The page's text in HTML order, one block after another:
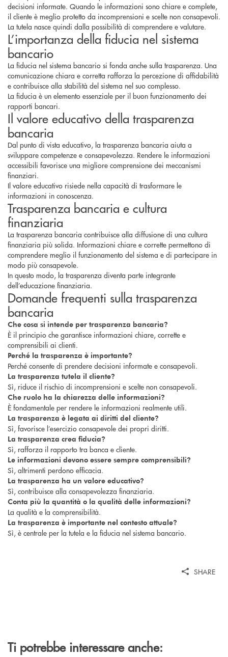
decisioni informate. Quando le informazioni sono chiare e complete,
il cliente è meglio protetto da incomprensioni e scelte non consapevoli.
La tutela nasce quindi dalla possibilità di comprendere e valutare.
L’importanza della fiducia nel sistema
bancario
La fiducia nel sistema bancario si fonda anche sulla trasparenza. Una
comunicazione chiara e corretta rafforza la percezione di affidabilità
e contribuisce alla stabilità del sistema nel suo complesso.
La fiducia è un elemento essenziale per il buon funzionamento dei
rapporti bancari.
Il valore educativo della trasparenza
bancaria
Dal punto di vista educativo, la trasparenza bancaria aiuta a
sviluppare competenze e consapevolezza. Rendere le informazioni
accessibili favorisce una migliore comprensione dei meccanismi
finanziari.
Il valore educativo risiede nella capacità di trasformare le
informazioni in conoscenza.
Trasparenza bancaria e cultura
finanziaria
La trasparenza bancaria contribuisce alla diffusione di una cultura
finanziaria più solida. Informazioni chiare e corrette permettono di
comprendere meglio il funzionamento del sistema e di partecipare in
modo più consapevole.
In questo modo, la trasparenza diventa parte integrante
dell’educazione finanziaria.
Domande frequenti sulla trasparenza
bancaria
Che cosa si intende per trasparenza bancaria?
È il principio che garantisce informazioni chiare, corrette e
comprensibili ai clienti.
Perché la trasparenza è importante?
Perché consente di prendere decisioni informate e consapevoli.
La trasparenza tutela il cliente?
Sì, riduce il rischio di incomprensioni e scelte non consapevoli.
Che ruolo ha la chiarezza delle informazioni?
È fondamentale per rendere le informazioni realmente utili.
La trasparenza è legata ai diritti del cliente?
Sì, favorisce l’esercizio consapevole dei propri diritti.
La trasparenza crea fiducia?
Sì, rafforza il rapporto tra banca e cliente.
Le informazioni devono essere sempre comprensibili?
Sì, altrimenti perdono efficacia.
La trasparenza ha un valore educativo?
Sì, contribuisce alla consapevolezza finanziaria.
Conta più la quantità o la qualità delle informazioni?
La qualità e la comprensibilità.
La trasparenza è importante nel contesto attuale?
Sì, è centrale per la tutela e la fiducia nel sistema bancario.
SHARE
Ti potrebbe interessare anche: